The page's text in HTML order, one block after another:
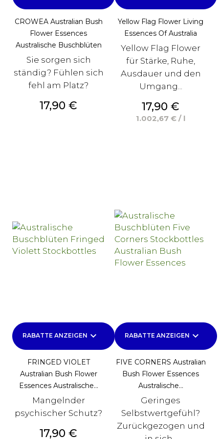
CROWEA Australian Bush
Flower Essences
Australische Buschblüten
Sie sorgen sich
ständig? Fühlen sich
fehl am Platz?
Preis
17,90 €
Yellow Flag Flower Living
Essences Of Australia
Yellow Flag Flower
für Stärke, Ruhe,
Ausdauer und den
Umgang...
Preis
17,90 €
1.002,67 € / l
RABATTE ANZEIGEN keyboard_arrow_down
FRINGED VIOLET
Australian Bush Flower
Essences Australische...
Mangelnder
psychischer Schutz?
Preis
17,90 €
RABATTE ANZEIGEN keyboard_arrow_down
FIVE CORNERS Australian
Bush Flower Essences
Australische...
Geringes
Selbstwertgefühl?
Zurückgezogen und